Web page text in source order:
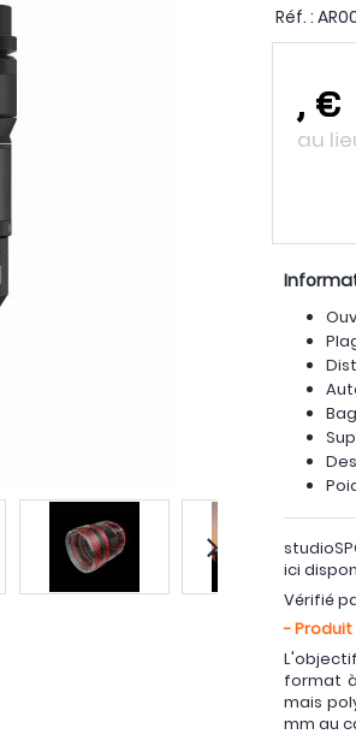
Réf. :
, €
au
ici
Vérifié
-
format
mais
mm au